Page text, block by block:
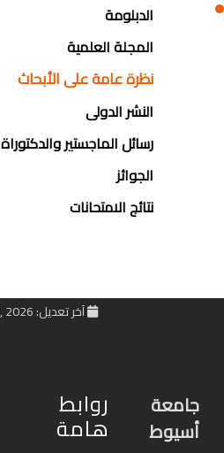
الدبلومة
المجلة العلمية
نظرة عامة على الأبحاث
النشر الدولى
رسائل الماجستير والدكتوراة
الجوائز
نتائج الامتحانات
آخر تعديل: August 7, 2026
جامعة
أسيوط
روابط
هامة